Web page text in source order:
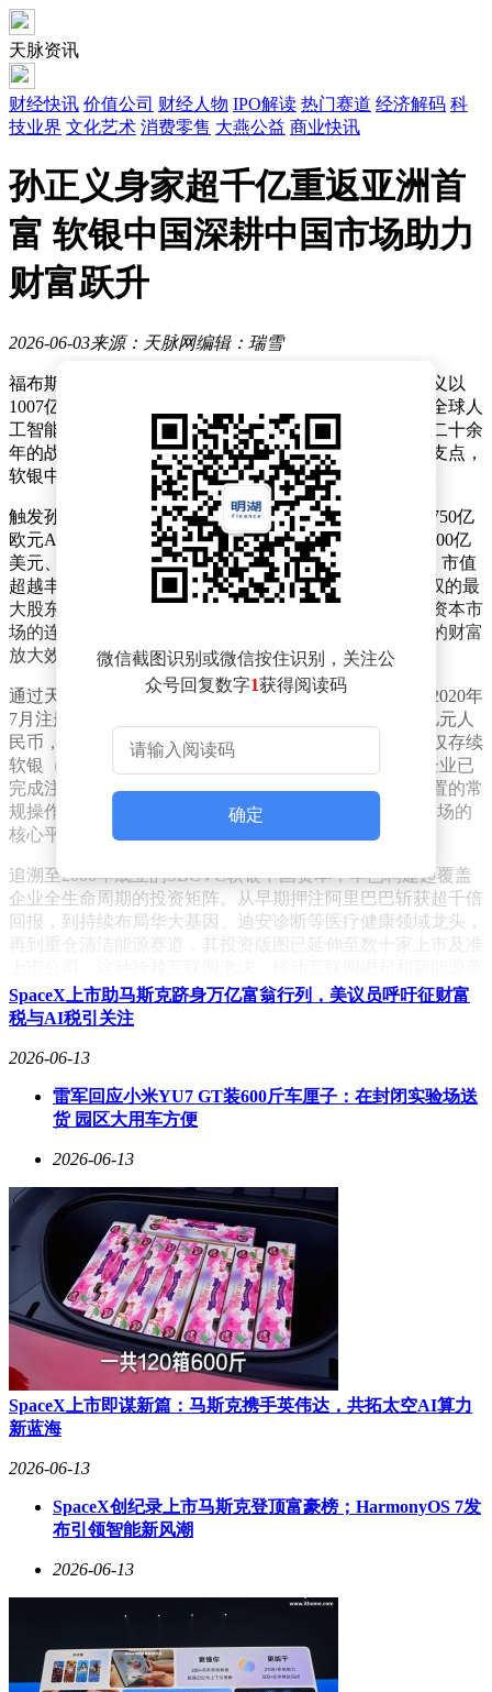
天脉资讯
财经快讯 价值公司 财经人物 IPO解读 热门赛道 经济解码 科
技业界 文化艺术 消费零售 大燕公益 商业快讯
孙正义身家超千亿重返亚洲首
富 软银中国深耕中国市场助力
财富跃升
2026-06-03来源：天脉网编辑：瑞雪
福布斯实时富豪榜最新数据显示，软银集团创始人孙正义以
1007亿美元身家重返亚洲首富宝座。这一跃升既得益于全球人
工智能产业投资红利的集中释放，也与其深耕中国市场二十余
年的战略布局密不可分。作为软银全球资本版图的重要支点，
软银中国在推动跨区域投资价值转化中扮演着关键角色。
触发孙正义财富暴涨的直接动因，是软银在欧洲宣布的750亿
欧元AI算力基础设施投资计划。随着OpenAI估值突破3000亿
美元、Arm股价年内翻倍，软银集团股价单日飙升14%，市值
超越丰田成为日本上市公司之首。作为持有软银34%股权的最
大股东，孙正义的个人财富随之实现跨越式增长。这种资本市
场的连锁反应，凸显了科技巨头估值重构对顶级投资人的财富
放大效应。
通过天眼查数据可追溯软银在华投资架构的演进轨迹。2020年
7月注册的软银（中国）投资有限公司，实缴资本达10亿元人
民币，由软银投资机构株式会社全资控股。该主体目前仅存续
软银（深圳）发展有限公司一家子公司，其余7家关联企业已
完成注销。这种动态调整实为外资创投机构优化资源配置的常
规操作，其控股的SBCVC软银中国资本才是深耕中国市场的
核心平台。
追溯至2000年成立的SBCVC软银中国资本，早已构建起覆盖
企业全生命周期的投资矩阵。从早期押注阿里巴巴斩获超千倍
回报，到持续布局华大基因、迪安诊断等医疗健康领域龙头，
再到重仓清洁能源赛道，其投资版图已延伸至数十家上市及准
命的长期布局，印证了其精准的赛道研判能力。
在合规化运营层面，软银中国通过新设主体完善控股架构的同
时，依托本土投研团队持续筛选优质科创标的。其管理的全球
策机制。即便部分早期项目随行业周期调整退出，存量优质股
权仍持续产生资产增值效应，形成独特的"进退有序"投资模
当前AI产业爆发带来的全球科技资本重估，为孙正义的财富
神话注入新动能。而软银中国二十余年积累的本土项目储备与
产业网络，不仅构成软银全球投资版图的稳定器，更成为观察
外资创投机构参与中国新经济建设的典型样本。这种双向赋能
的资本叙事，正在重塑跨境投资的价值评估体系。
微信截图识别或微信按住识别，关注公
众号回复数字1获得阅读码
确定
SpaceX上市助马斯克跻身万亿富翁行列，美议员呼吁征财富
税与AI税引关注
2026-06-13
雷军回应小米YU7 GT装600斤车厘子：在封闭实验场送
货 园区大用车方便
2026-06-13
SpaceX上市即谋新篇：马斯克携手英伟达，共拓太空AI算力
新蓝海
2026-06-13
SpaceX创纪录上市马斯克登顶富豪榜；HarmonyOS 7发
布引领智能新风潮
2026-06-13